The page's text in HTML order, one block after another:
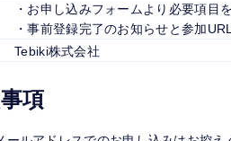
・お申し込みフォームより必要項目
・事前登録完了のお知らせと参加
Tebiki株式会社
項